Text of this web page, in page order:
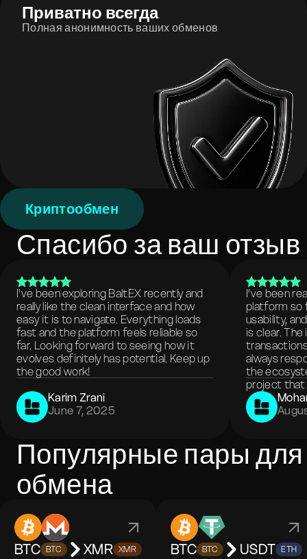
Приватно всегда
Полная анонимность ваших обменов
Криптообмен
Спасибо за ваш отзыв
I've been exploring BaltEX recently and
really like the clean interface and how
easy it is to navigate. Everything loads
fast and the platform feels reliable so
far. Looking forward to seeing how it
evolves definitely has potential. Keep up
the good work!
Karim Zrani
June 7, 2025
I’ve been
platform so
usability,
is clear.
always
the
project that
Популярные пары для
обмена
BTC BTC XMR XMR BTC BTC USDT ETH